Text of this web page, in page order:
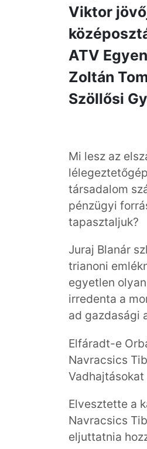
Viktor
ATV
Zoltán
Szöllősi
Mi lesz az
társadalom
pénzügyi
tapasztaljuk?
Juraj Blanár
trianoni
egyetlen
irredenta a
ad gazdasági
Elfáradt-e
Navracsics
Vadhajtásokat
Elvesztette a
Navracsics
eljuttatnia